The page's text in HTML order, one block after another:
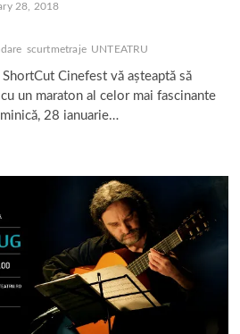
28, 2018
scurtmetraje UNTEATRU
Cinefest vă așteaptă să
un maraton al celor mai fascinante
28 ianuarie…